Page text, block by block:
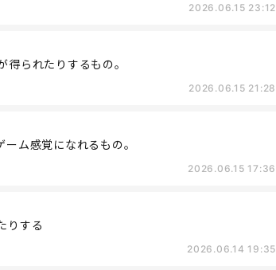
2026.06.15 23:12
られたりするもの。
2026.06.15 21:28
ム感覚になれるもの。
2026.06.15 17:36
りする
2026.06.14 19:35